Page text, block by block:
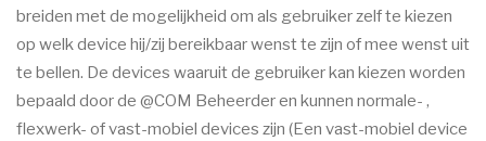
breiden met de mogelijkheid om als gebruiker zelf te kiezen
op welk device hij/zij bereikbaar wenst te zijn of mee wenst uit
te bellen. De devices waaruit de gebruiker kan kiezen worden
bepaald door de @COM Beheerder en kunnen normale- ,
flexwerk- of vast-mobiel devices zijn (Een vast-mobiel device